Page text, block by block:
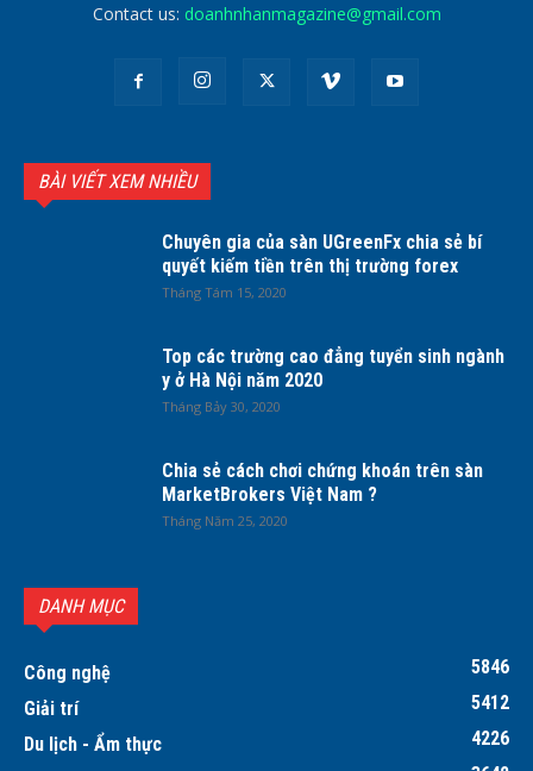
Contact us: doanhnhanmagazine@gmail.com
BÀI VIẾT XEM NHIỀU
Chuyên gia của sàn UGreenFx chia sẻ bí
quyết kiếm tiền trên thị trường forex
Tháng Tám 15, 2020
Top các trường cao đẳng tuyển sinh ngành
y ở Hà Nội năm 2020
Tháng Bảy 30, 2020
Chia sẻ cách chơi chứng khoán trên sàn
MarketBrokers Việt Nam ?
Tháng Năm 25, 2020
DANH MỤC
Công nghệ
5846
Giải trí
5412
Du lịch - Ẩm thực
4226